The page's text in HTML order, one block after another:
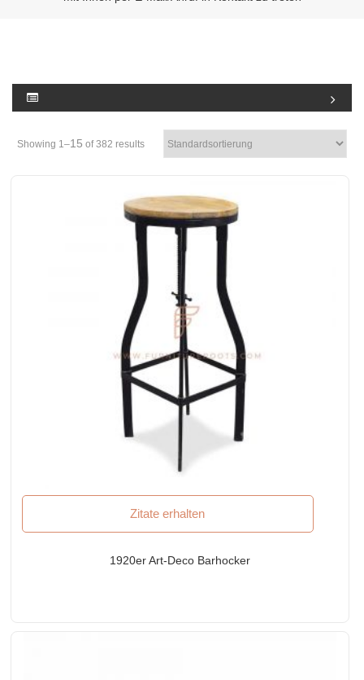
Showing 1–15 of 382 results
Zitate erhalten
1920er Art-Deco Barhocker